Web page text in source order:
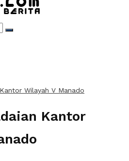
Wilayah V Manado
Kantor